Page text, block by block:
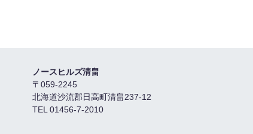
ノースヒルズ清畠
〒059-2245
北海道沙流郡日高町清畠237-12
TEL 01456-7-2010